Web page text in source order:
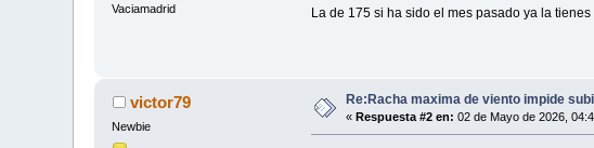
Vaciamadrid
La de 175 si ha sido el mes pasado ya la
victor79
Newbie
Re:Racha maxima de viento impide
« Respuesta #2 en: 02 de Mayo de 2026,